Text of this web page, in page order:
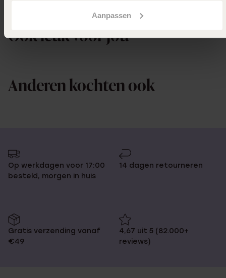
Aanpassen
Ook leuk voor jou
Anderen kochten ook
Op werkdagen voor 17:00
besteld, morgen in huis
14 dagen retourneren
Gratis verzending vanaf
€49
4,67 uit 5 (82.000+
reviews)